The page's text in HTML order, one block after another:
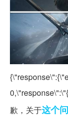
歉，关于这个